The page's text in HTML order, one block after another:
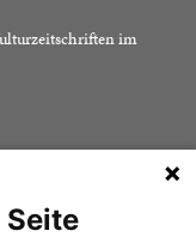
im
Impressum